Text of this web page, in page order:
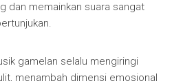
dan memainkan suara sangat
gamelan selalu mengiringi
menambah dimensi emosional